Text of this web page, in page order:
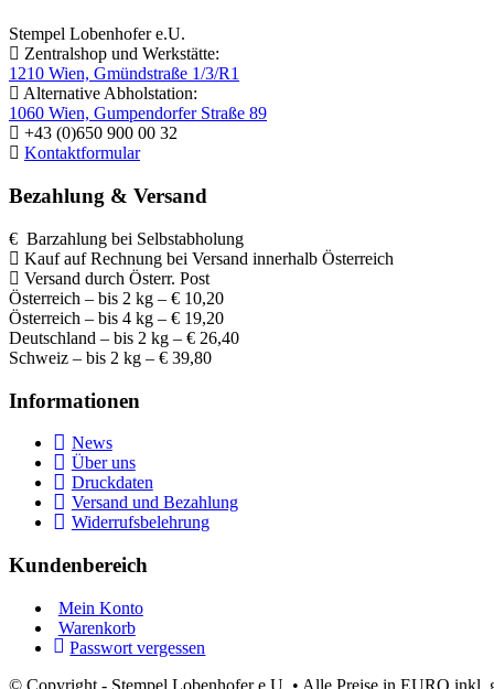
Stempel Lobenhofer e.U.
Zentralshop und Werkstätte:
1210 Wien, Gmündstraße 1/3/R1
Alternative Abholstation:
1060 Wien, Gumpendorfer Straße 89
+43 (0)650 900 00 32
Kontaktformular
Bezahlung & Versand
€ Barzahlung bei Selbstabholung
Kauf auf Rechnung bei Versand innerhalb Österreich
Versand durch Österr. Post
Österreich – bis 2 kg – € 10,20
Österreich – bis 4 kg – € 19,20
Deutschland – bis 2 kg – € 26,40
Schweiz – bis 2 kg – € 39,80
Informationen
News
Über uns
Druckdaten
Versand und Bezahlung
Widerrufsbelehrung
Kundenbereich
Mein Konto
Warenkorb
Passwort vergessen
© Copyright - Stempel Lobenhofer e.U. • Alle Preise in EURO inkl.